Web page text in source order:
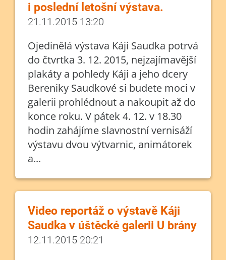
i poslední letošní výstava.
21.11.2015 13:20
Ojedinělá výstava Káji Saudka potrvá
do čtvrtka 3. 12. 2015, nejzajímavější
plakáty a pohledy Káji a jeho dcery
Bereniky Saudkové si budete moci v
galerii prohlédnout a nakoupit až do
konce roku. V pátek 4. 12. v 18.30
hodin zahájíme slavnostní vernisáží
výstavu dvou výtvarnic, animátorek
a...
Video reportáž o výstavě Káji
Saudka v úštěcké galerii U brány
12.11.2015 20:21